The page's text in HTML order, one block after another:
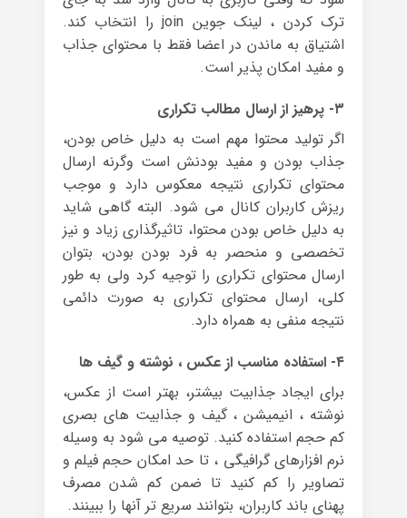
ترک کردن ، لینک جوین join را انتخاب کند.
اشتیاق به ماندن در اعضا فقط با محتوای جذاب
و مفید امکان پذیر است.
۳- پرهیز از ارسال مطالب تکراری
اگر تولید محتوا مهم است به دلیل خاص بودن،
جذاب بودن و مفید بودنش است وگرنه ارسال
محتوای تکراری نتیجه معکوس دارد و موجب
ریزش کاربران کانال می شود. البته گاهی شاید
به دلیل خاص بودن محتوا، تاثیرگذاری زیاد و نیز
تخصصی و منحصر به فرد بودن بودن، بتوان
ارسال محتوای تکراری را توجیه کرد ولی به طور
کلی، ارسال محتوای تکراری به صورت دائمی
نتیجه منفی به همراه دارد.
۴- استفاده مناسب از عکس ، نوشته و گیف ها
برای ایجاد جذابیت بیشتر، بهتر است از عکس،
نوشته ، انیمیشن ، گیف و جذابیت های بصری
کم حجم استفاده کنید. توصیه می شود به وسیله
نرم افزارهای گرافیگی ، تا حد امکان حجم فیلم و
تصاویر را کم کنید تا ضمن کم شدن مصرف
پهنای باند کاربران، بتوانند سریع تر آنها را ببینند.